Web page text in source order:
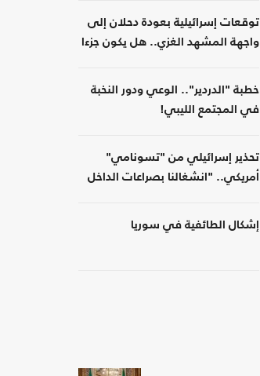
توقعات إسرائيلية بعودة دحلان إلى
واجهة المشهد الغزي.. هل يكون جزءا
خطبة "الدردير".. الوعي ودور النخبة
في المجتمع الليبي!
تحذير إسرائيلي من "تسونامي"
أمريكي.. "انشغالنا بصراعات الداخل
إشكال الطائفية في سوريا